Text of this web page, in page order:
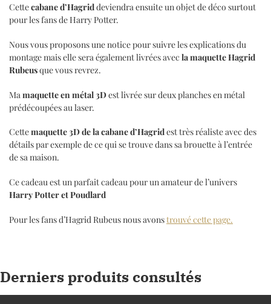
Cettecabane d’Hagriddeviendra ensuite un objet de déco surtout
pour les fans de Harry Potter.
Nous vous proposons une notice pour suivre les explications du
montage mais elle sera également livrées avec la maquette Hagrid
Rubeusque vous revrez.
Ma maquette en métal 3Dest livrée sur deux planches en métal
prédécoupées au laser.
Cettemaquette 3D de la cabane d’Hagridest très réaliste avec des
détails par exemple de ce qui se trouve dans sa brouette à l’entrée
de sa maison.
Ce cadeau est un parfait cadeau pour un amateur de l’univers
Harry Potter et Poudlard
Pour les fans d’Hagrid Rubeus nous avonstrouvé cette page.
Derniers produits consultés